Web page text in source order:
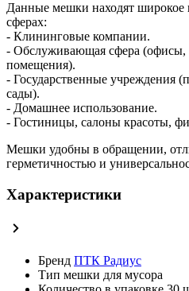
Данные мешки находят широкое
сферах:
- Клининговые компании.
- Обслуживающая сфера (офисы,
помещения).
- Государственные учреждения
сады).
- Домашнее использование.
- Гостиницы, салоны красоты,
Мешки удобны в обращении,
герметичностью и
Характеристики
Бренд ПТК Радиус
Тип мешки для мусора